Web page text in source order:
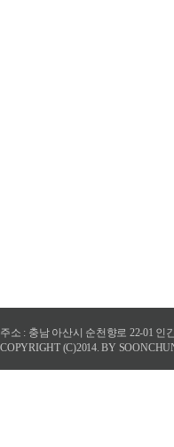
주소 : 충남 아산시 순천향로 22-01 인
COPYRIGHT (C)2014. BY